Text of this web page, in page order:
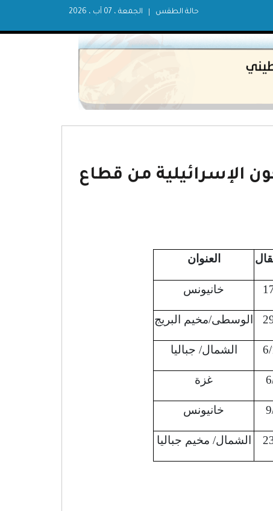
الجمعة ، 07 آب ، 2026 حالة الطقس
الإسرائيلية من قطاع
العنوان
خانيونس
الوسطى/مخيم البريج
الشمال/ جباليا
غزة
خانيونس
الشمال/ مخيم جباليا